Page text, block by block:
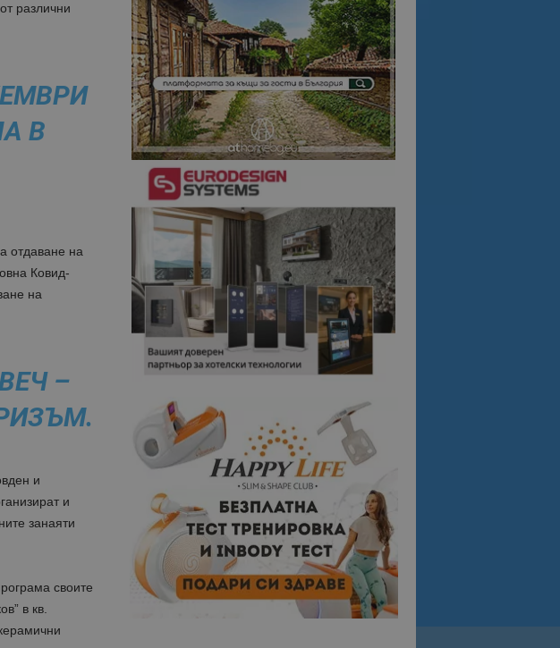
различни
В
отдаване на
Ковид-
на
–
и
и
занаяти
своите
в кв.